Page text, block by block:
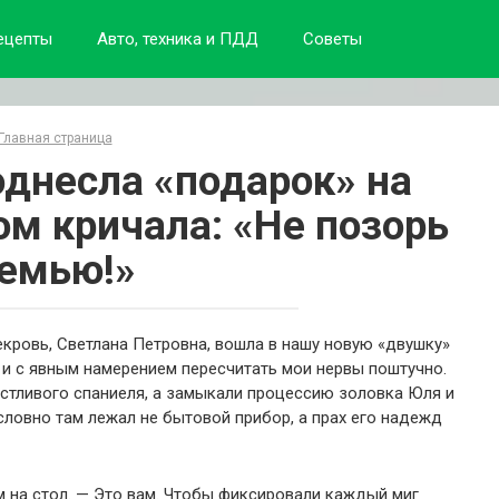
Авто, техника и ПДД Советы
страница
«подарок» на
кричала: «Не позорь
Светлана Петровна, вошла в нашу новую «двушку»
с явным намерением пересчитать мои нервы поштучно.
спаниеля, а замыкали процессию золовка Юля и
там лежал не бытовой прибор, а прах его надежд
на стол. — Это вам. Чтобы фиксировали каждый миг